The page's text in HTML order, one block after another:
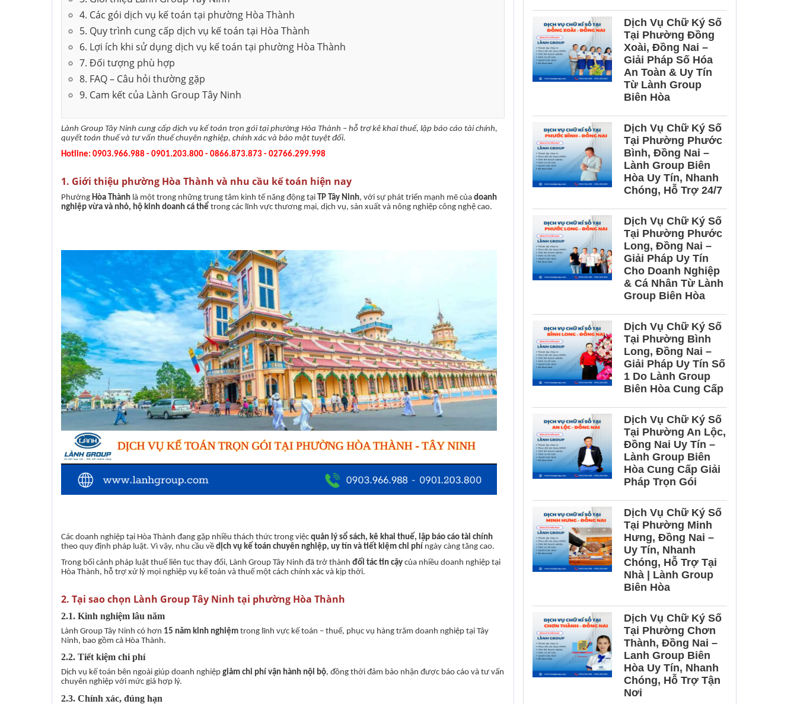
Thành lập công ty tnhh
Khắc dấu công ty
Thành lập công ty tại Đồng Nai
Xin giấy phép con
Thay đổi nội dung đăng ký kinh
doanh
Dịch vụ tư vấn kế toán tại Đồng
4. Các gói dịch vụ kế toán tại phường Hòa Thành
5. Quy trình cung cấp dịch vụ kế toán tại Hòa Thành
6. Lợi ích khi sử dụng dịch vụ kế toán tại phường Hòa Thành
7. Đối tượng phù hợp
8. FAQ – Câu hỏi thường gặp
9. Cam kết của Lành Group Tây Ninh
Lành Group Tây Ninh cung cấp dịch vụ kế toán trọn gói tại phường Hòa Thành – hỗ trợ kê khai thuế, lập báo cáo tài chính,
quyết toán thuế và tư vấn thuế chuyên nghiệp, chính xác và bảo mật tuyệt đối.
Hotline: 0903.966.988 - 0901.203.800 - 0866.873.873 - 02766.299.998
1. Giới thiệu phường Hòa Thành và nhu cầu kế toán hiện nay
Phường Hòa Thành là một trong những trung tâm kinh tế năng động tại TP Tây Ninh, với sự phát triển mạnh mẽ của doanh
nghiệp vừa và nhỏ, hộ kinh doanh cá thể trong các lĩnh vực thương mại, dịch vụ, sản xuất và nông nghiệp công nghệ cao.
Các doanh nghiệp tại Hòa Thành đang gặp nhiều thách thức trong việc quản lý sổ sách, kê khai thuế, lập báo cáo tài chính
theo quy định pháp luật. Vì vậy, nhu cầu về dịch vụ kế toán chuyên nghiệp, uy tín và tiết kiệm chi phí ngày càng tăng cao.
Trong bối cảnh pháp luật thuế liên tục thay đổi, Lành Group Tây Ninh đã trở thành đối tác tin cậy của nhiều doanh nghiệp tại
Hòa Thành, hỗ trợ xử lý mọi nghiệp vụ kế toán và thuế một cách chính xác và kịp thời.
2. Tại sao chọn Lành Group Tây Ninh tại phường Hòa Thành
2.1. Kinh nghiệm lâu năm
Lành Group Tây Ninh có hơn 15 năm kinh nghiệm trong lĩnh vực kế toán – thuế, phục vụ hàng trăm doanh nghiệp tại Tây
Ninh, bao gồm cả Hòa Thành.
2.2. Tiết kiệm chi phí
Dịch vụ kế toán bên ngoài giúp doanh nghiệp giảm chi phí vận hành nội bộ, đồng thời đảm bảo nhận được báo cáo và tư vấn
chuyên nghiệp với mức giá hợp lý.
2.3. Chính xác, đúng hạn
Dịch Vụ Chữ Ký Số
Tại Phường Đồng
Xoài, Đồng Nai –
Giải Pháp Số Hóa
An Toàn & Uy Tín
Từ Lành Group
Biên Hòa
Dịch Vụ Chữ Ký Số
Tại Phường Phước
Bình, Đồng Nai –
Lành Group Biên
Hòa Uy Tín, Nhanh
Chóng, Hỗ Trợ 24/7
Dịch Vụ Chữ Ký Số
Tại Phường Phước
Long, Đồng Nai –
Giải Pháp Uy Tín
Cho Doanh Nghiệp
& Cá Nhân Từ Lành
Group Biên Hòa
Dịch Vụ Chữ Ký Số
Tại Phường Bình
Long, Đồng Nai –
Giải Pháp Uy Tín Số
1 Do Lành Group
Biên Hòa Cung Cấp
Dịch Vụ Chữ Ký Số
Tại Phường An Lộc,
Đồng Nai Uy Tín –
Lành Group Biên
Hòa Cung Cấp Giải
Pháp Trọn Gói
Dịch Vụ Chữ Ký Số
Tại Phường Minh
Hưng, Đồng Nai –
Uy Tín, Nhanh
Chóng, Hỗ Trợ Tại
Nhà | Lành Group
Biên Hòa
Dịch Vụ Chữ Ký Số
Tại Phường Chơn
Thành, Đồng Nai –
Lanh Group Biên
Hòa Uy Tín, Nhanh
Chóng, Hỗ Trợ Tận
Nơi